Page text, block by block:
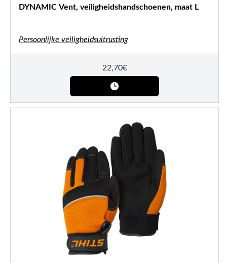
DYNAMIC Vent, veiligheidshandschoenen, maat L
Persoonlijke veiligheidsuitrusting
22,70€